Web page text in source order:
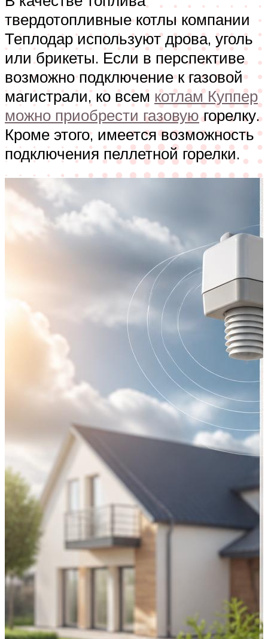
твердотопливные котлы компании
Теплодар используют дрова, уголь
или брикеты. Если в перспективе
возможно подключение к газовой
магистрали, ко всем котлам Куппер
можно приобрести газовуюгорелку.
Кроме этого, имеется возможность
подключения пеллетной горелки.